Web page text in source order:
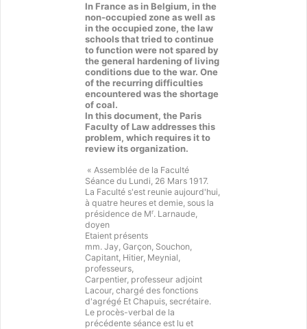
In France as in Belgium, in the
non-occupied zone as well as
in the occupied zone, the law
schools that tried to continue
to function were not spared by
the general hardening of living
conditions due to the war. One
of the recurring difficulties
encountered was the shortage
of coal.
In this document, the Paris
Faculty of Law addresses this
problem, which requires it to
review its organization.
« Assemblée de la Faculté
Séance du Lundi, 26 Mars 1917.
La Faculté s'est reunie aujourd'hui,
à quatre heures et demie, sous la
présidence de Mr. Larnaude,
doyen
Etaient présents
mm. Jay, Garçon, Souchon,
Capitant, Hitier, Meynial,
professeurs,
Carpentier, professeur adjoint
Lacour, chargé des fonctions
d'agrégé Et Chapuis, secrétaire.
Le procès-verbal de la
précédente séance est lu et